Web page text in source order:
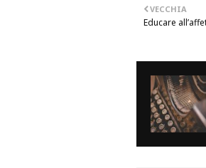
VECCHIA
Educare